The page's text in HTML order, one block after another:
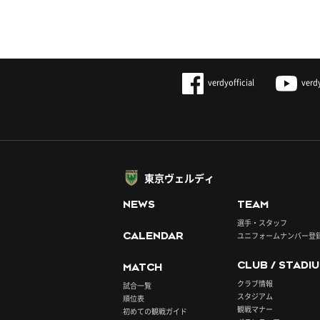
verdyofficial
東京ヴェルディ
NEWS
CALENDAR
MATCH
試合一覧
順位表
初めての観戦ガイド
TEAM
選手・スタッフ
ユニフォームナンバー登
CLUB /
クラブ情報
スタジアム
観戦マナー